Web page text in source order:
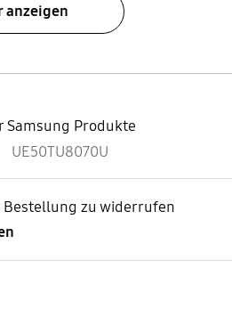
anzeigen
Produkte
UE50TU8070U
Bestellung zu widerrufen